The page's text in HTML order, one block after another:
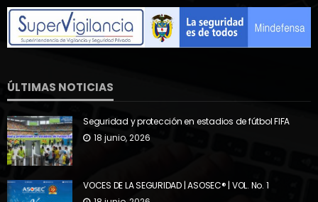
ÚLTIMAS NOTICIAS
Seguridad y protección en estadios de fútbol FIFA
18 junio, 2026
VOCES DE LA SEGURIDAD | ASOSEC® | VOL. No. 1